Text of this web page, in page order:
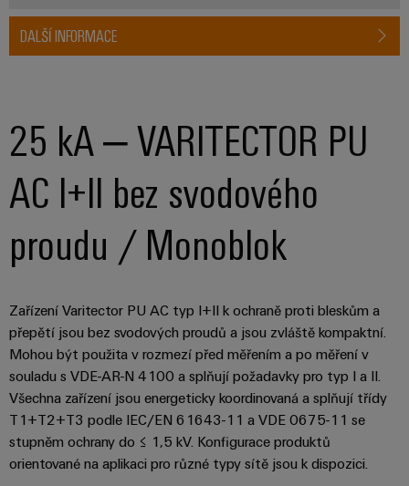
DALŠÍ INFORMACE
25 kA – VARITECTOR PU
AC I+II bez svodového
proudu / Monoblok
Zařízení Varitector PU AC typ I+II k ochraně proti bleskům a
přepětí jsou bez svodových proudů a jsou zvláště kompaktní.
Mohou být použita v rozmezí před měřením a po měření v
souladu s VDE-AR-N 4100 a splňují požadavky pro typ I a II.
Všechna zařízení jsou energeticky koordinovaná a splňují třídy
T1+T2+T3 podle IEC/EN 61643-11 a VDE 0675-11 se
stupněm ochrany do ≤ 1,5 kV. Konfigurace produktů
orientované na aplikaci pro různé typy sítě jsou k dispozici.